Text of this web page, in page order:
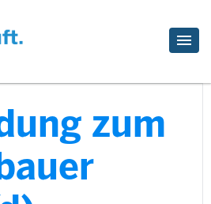
zum